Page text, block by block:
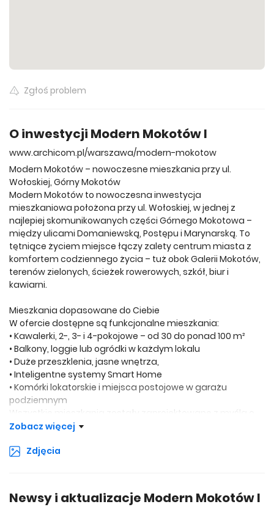
Zgłoś problem
O inwestycji Modern Mokotów I
www.archicom.pl/warszawa/modern-mokotow
Modern Mokotów – nowoczesne mieszkania przy ul.
Wołoskiej, Górny Mokotów
Modern Mokotów to nowoczesna inwestycja
mieszkaniowa położona przy ul. Wołoskiej, w jednej z
najlepiej skomunikowanych części Górnego Mokotowa –
między ulicami Domaniewską, Postępu i Marynarską. To
tętniące życiem miejsce łączy zalety centrum miasta z
komfortem codziennego życia – tuż obok Galerii Mokotów,
terenów zielonych, ścieżek rowerowych, szkół, biur i
kawiarni.
Mieszkania dopasowane do Ciebie
W ofercie dostępne są funkcjonalne mieszkania:
• Kawalerki, 2-, 3- i 4-pokojowe – od 30 do ponad 100 m²
• Balkony, loggie lub ogródki w każdym lokalu
• Duże przeszklenia, jasne wnętrza,
• Inteligentne systemy Smart Home
• Komórki lokatorskie i miejsca postojowe w garażu
podziemnym
Wszystkie mieszkania zostały zaprojektowane z myślą o
wygodzie mieszkańców – układy zapewniają wydzielone
dla singli, rodzin, jak i inwestorów.
• Oddanie do użytkowania już w tym roku – kupujesz
gotowe mieszkanie
Zobacz więcej
Zdjęcia
Newsy i aktualizacje Modern Mokotów I